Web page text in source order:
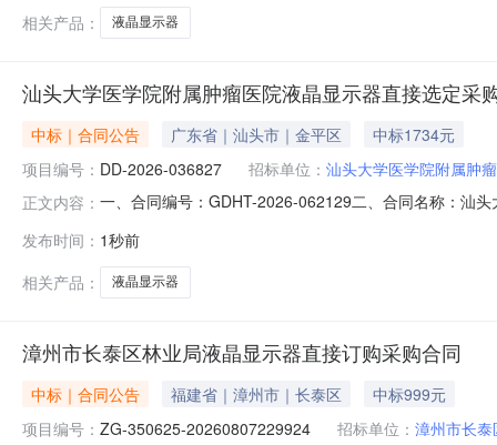
相关产品：
液晶显示器
汕头大学医学院附属肿瘤医院液晶显示器直接选定采
中标｜合同公告 广东省｜汕头市｜金平区
中标1734元
项目编号： DD-2026-036827 招标单位： 汕头大学医学院附属肿
正文内容： 一、合同编号：GDHT-2026-062129二、合同名称：汕
SPD仓库联系方式：13729229129供应商（乙方）：广
发布时间： 1秒前
相关产品：
液晶显示器
漳州市长泰区林业局液晶显示器直接订购采购合同
中标｜合同公告 福建省｜漳州市｜长泰区
中标999元
项目编号： ZG-350625-20260807229924 招标单位： 漳州市长